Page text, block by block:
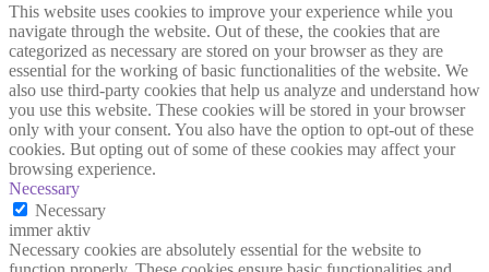
This website uses cookies to improve your experience while you
navigate through the website. Out of these, the cookies that are
categorized as necessary are stored on your browser as they are
essential for the working of basic functionalities of the website. We
also use third-party cookies that help us analyze and understand how
you use this website. These cookies will be stored in your browser
only with your consent. You also have the option to opt-out of these
cookies. But opting out of some of these cookies may affect your
browsing experience.
Necessary
Necessary
immer aktiv
Necessary cookies are absolutely essential for the website to